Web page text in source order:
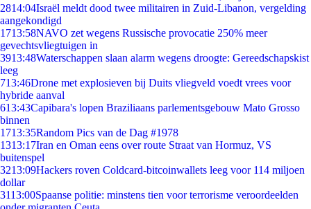
2814:04Israël meldt dood twee militairen in Zuid-Libanon, vergelding
aangekondigd
1713:58NAVO zet wegens Russische provocatie 250% meer
gevechtsvliegtuigen in
3913:48Waterschappen slaan alarm wegens droogte: Gereedschapskist
leeg
713:46Drone met explosieven bij Duits vliegveld voedt vrees voor
hybride aanval
613:43Capibara's lopen Braziliaans parlementsgebouw Mato Grosso
binnen
1713:35Random Pics van de Dag #1978
1313:17Iran en Oman eens over route Straat van Hormuz, VS
buitenspel
3213:09Hackers roven Coldcard-bitcoinwallets leeg voor 114 miljoen
dollar
3113:00Spaanse politie: minstens tien voor terrorisme veroordeelden